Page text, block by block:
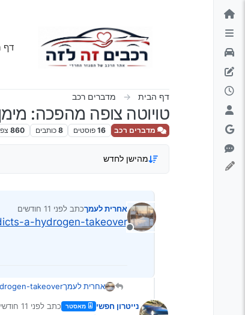
דילוג לתוכן
דף
דף הבית מדברים רכב
טויוטה צופה מהפכה:
מדברים רכב 16 פוסטים 8 כותבים 860
מהישן לחדש
מנותק
אחרית לעמךכתב לפני 11 חודשים
נערך לאחרונה על ידי
a-hydrogen-takeover/
אחרית לעמךtakeover/
נייטרון חפשי מאסטר כתב לפני 11 חודשים
נערך לאחרונה